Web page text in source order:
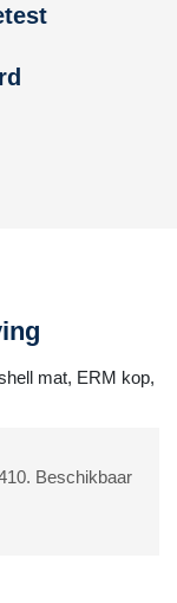
mat, ERM kop,
Beschikbaar